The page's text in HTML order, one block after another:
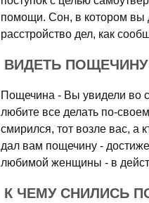
помощи. Сон, в котором вы
расстройство дел, как
ВИДЕТЬ
Пощечина - Вы увидели во
любите все делать по-
смирился, тот возле вас, а
дал вам пощечину -
любимой женщины - в
К ЧЕМУ СНИЛИСЬ